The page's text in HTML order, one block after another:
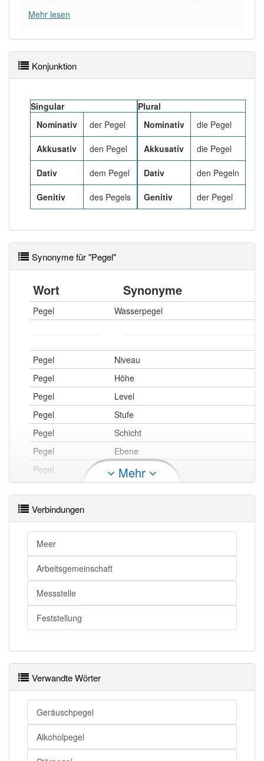
Mehr lesen
Konjunktion
Singular
Nominativ
der Pegel
Akkusativ den Pegel
Dativ dem Pegel
Genitiv des Pegels
Plural
Nominativ
die Pegel
Akkusativ die Pegel
Dativ den Pegeln
Genitiv der Pegel
Synonyme für "Pegel"
Wort Synonyme
Pegel Wasserpegel
Pegel
Niveau
Pegel
Höhe
Pegel
Level
Pegel
Stufe
Pegel
Schicht
Pegel
Ebene
Pegel
Stand
Pegel openthesaurus
Mehr
Verbindungen
Meer
Arbeitsgemeinschaft
Messstelle
Feststellung
Verwandte Wörter
Geräuschpegel
Alkoholpegel